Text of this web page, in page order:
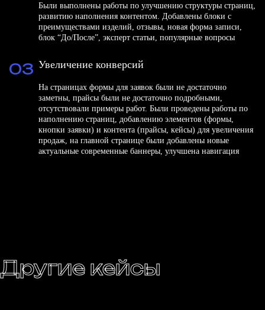
Были выполнены работы по улучшению структуры страниц,
развитию наполнения контентом. Добавлены блоки с
преимуществами изделий, отзывы, новая форма записи,
блок “До/После”, эксперт статьи, популярные вопросы
Увеличение конверсий
На страницах формы для заявок были не достаточно
заметны, прайсы были не достаточно подробными,
отсутствовали примеры работ. Были проведены работы по
наполнению страниц, добавлению элементов (формы,
кнопки заявки) и контента (прайсы, кейсы) для увеличения
продаж, на главной странице были добавлены новые
актуальные современные баннеры, улучшена навигация
03
Другие кейсы